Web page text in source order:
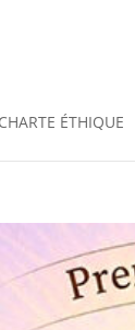
CHARTE ÉTHIQUE